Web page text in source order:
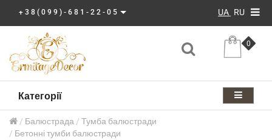
+38(099)-681-22-05 UA RU
0
Категорії
Балюстрада
Тумба балюстради
Бетонні тумби балюстради